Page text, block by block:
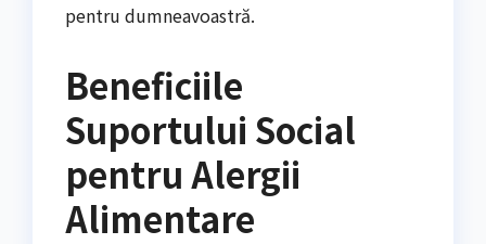
pentru dumneavoastră.
Beneficiile
Suportului Social
pentru Alergii
Alimentare